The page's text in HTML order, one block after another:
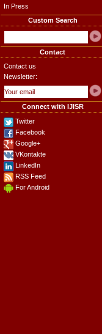
In Press
Custom Search
Contact
Contact us
Newsletter:
Connect with IJISR
Twitter
Facebook
Google+
VKontakte
LinkedIn
RSS Feed
For Android